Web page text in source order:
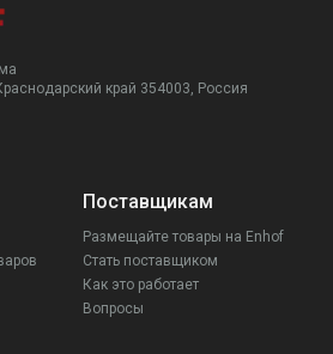
край 354003, Россия
Поставщикам
Размещайте товары на Enhof
Стать поставщиком
Как это работает
Вопросы